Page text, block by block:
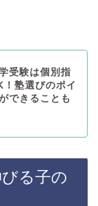
受験は個別指
塾選びのポイ
できることも
る子の